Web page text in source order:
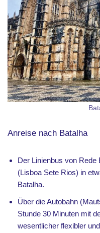
Anreise nach Batalha
Der Linienbus von
(Lisboa Sete Rios) in
Batalha.
Über die Autobahn
Stunde 30 Minuten mit
wesentlicher flexibler